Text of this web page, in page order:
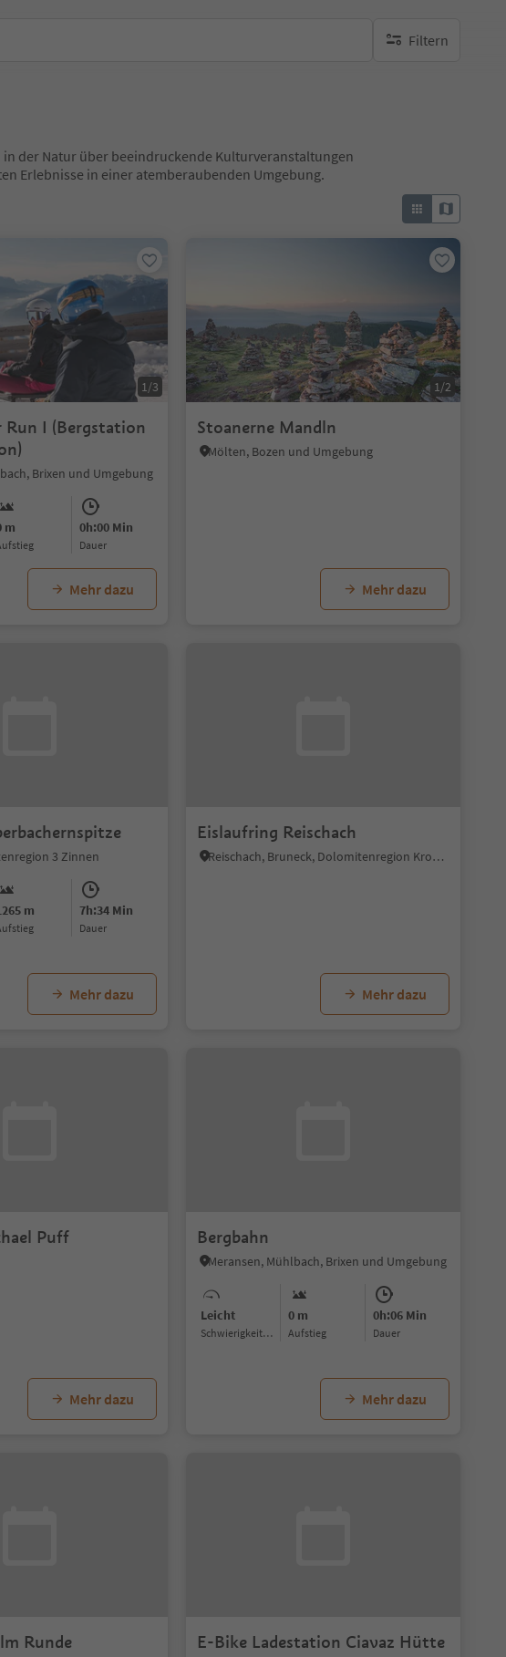
Filtern
keine aktiven Filte
der Natur über beeindruckende Kulturveranstaltungen
Erlebnisse in einer atemberaubenden Umgebung.
1/3
I (Bergstation
Brixen und Umgebung
m
Aufstieg
0h:00 Min
Dauer
Mehr dazu
1/2
Stoanerne Mandln
Mölten, Bozen und Umgebung
Mehr dazu
3 Zinnen
m
Aufstieg
7h:34 Min
Dauer
Mehr dazu
Eislaufring Reischach
Reischach, Bruneck, Dolomitenregion Kronplatz
Mehr dazu
Puff
Mehr dazu
Bergbahn
Meransen, Mühlbach, Brixen und Umgebung
Leicht
Schwierigkeitsgrad
0 m
Aufstieg
0h:06 Min
Dauer
Mehr dazu
Runde E-Bike Ladestation Ciavaz Hütte